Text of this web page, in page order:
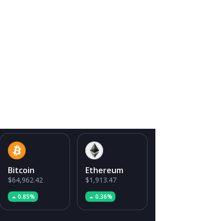
Bitcoin
$64,962.42
0.85%
Ethereum
$1,913.47
0.36%